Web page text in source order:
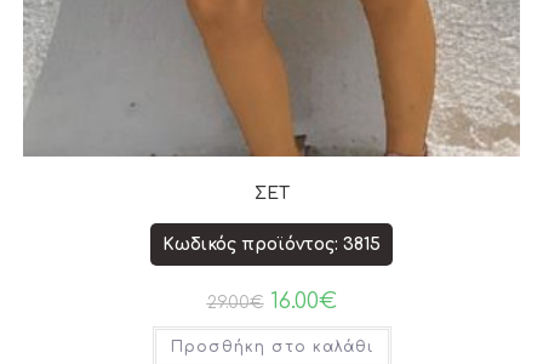
ΣΕΤ
Κωδικός προϊόντος: 3815
29.00€ 16.00€
Προσθήκη στο καλάθι